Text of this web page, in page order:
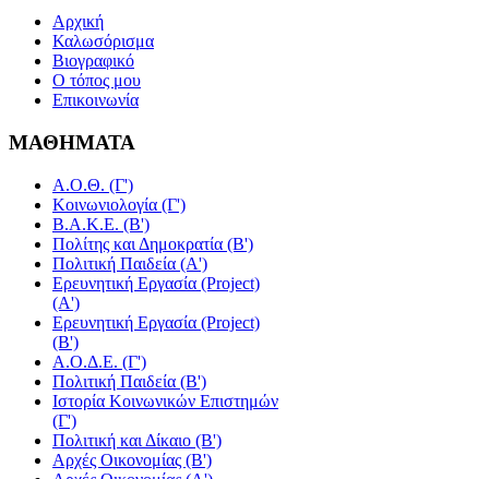
Αρχική
Καλωσόρισμα
Βιογραφικό
Ο τόπος μου
Επικοινωνία
ΜΑΘΗΜΑΤΑ
Α.Ο.Θ. (Γ')
Κοινωνιολογία (Γ')
Β.Α.Κ.Ε. (Β')
Πολίτης και Δημοκρατία (Β')
Πολιτική Παιδεία (A')
Ερευνητική Εργασία (Project)
(Α')
Ερευνητική Εργασία (Project)
(Β')
Α.Ο.Δ.Ε. (Γ')
Πολιτική Παιδεία (Β')
Ιστορία Κοινωνικών Επιστημών
(Γ')
Πολιτική και Δίκαιο (Β')
Αρχές Οικονομίας (Β')